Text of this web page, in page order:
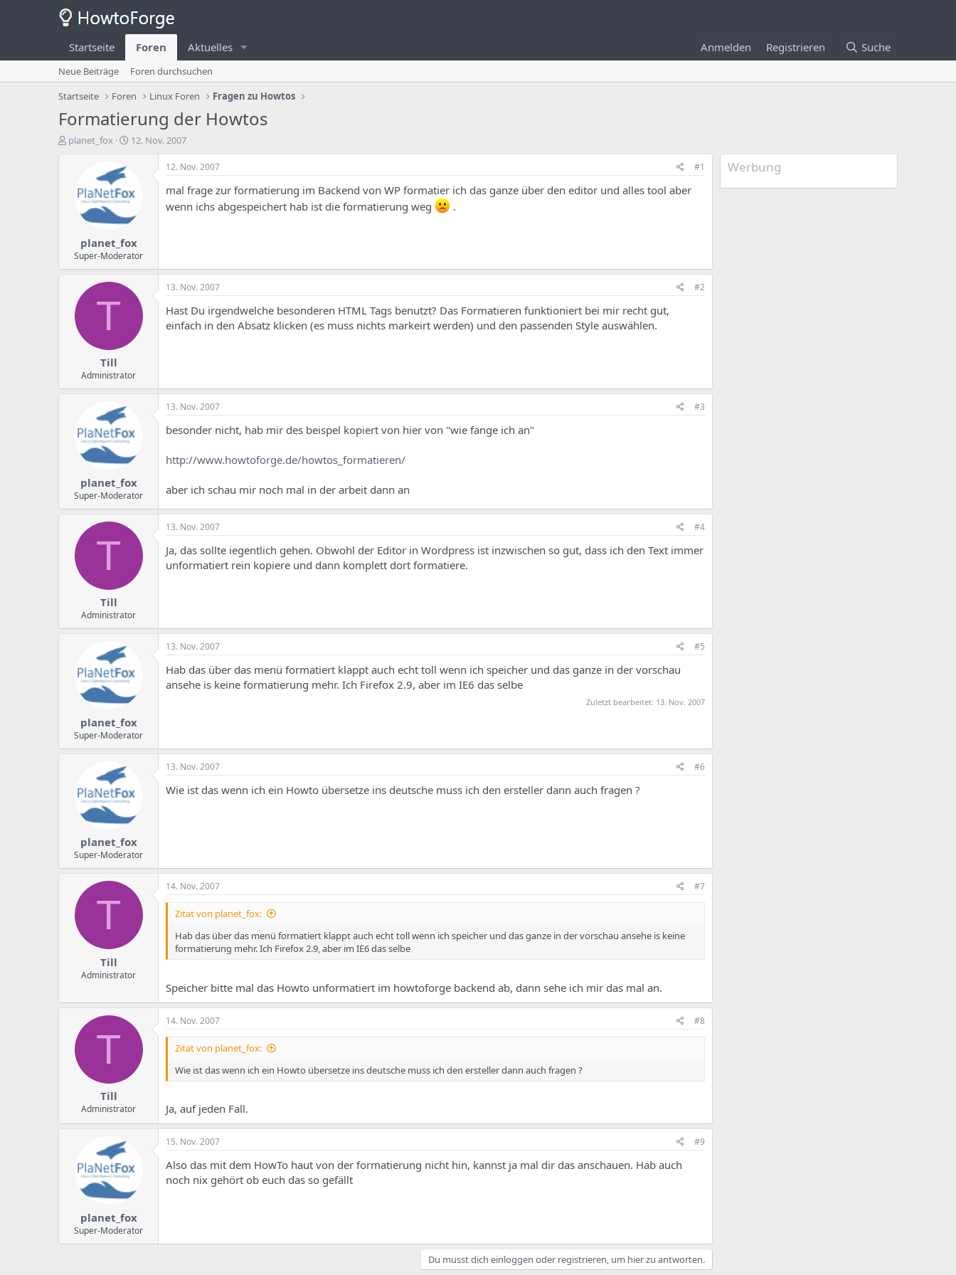
Startseite Foren Aktuelles Anmelden Registrieren Suche
Neue Beiträge
Foren durchsuchen
Startseite
Foren Linux Foren Fragen zu Howtos
Formatierung der Howtos
E
e
planet_fox
E
e
l
n
g
s
a
m
12. Nov. 2007
planet_fox
Super-Moderator
12. Nov. 2007 #1
mal frage zur formatierung im Backend von WP formatier ich das ganze über den editor und alles tool aber
wenn ichs abgespeichert hab ist die formatierung weg
.
T
Till
Administrator
13. Nov. 2007 #2
Hast Du irgendwelche besonderen HTML Tags benutzt? Das Formatieren funktioniert bei mir recht gut,
einfach in den Absatz klicken (es muss nichts markeirt werden) und den passenden Style auswählen.
planet_fox
Super-Moderator
13. Nov. 2007 #3
besonder nicht, hab mir des beispel kopiert von hier von "wie fange ich an"
http://www.howtoforge.de/howtos_formatieren/
aber ich schau mir noch mal in der arbeit dann an
T
Till
Administrator
13. Nov. 2007 #4
Ja, das sollte iegentlich gehen. Obwohl der Editor in Wordpress ist inzwischen so gut, dass ich den Text immer
unformatiert rein kopiere und dann komplett dort formatiere.
planet_fox
Super-Moderator
13. Nov. 2007 #5
Hab das über das menü formatiert klappt auch echt toll wenn ich speicher und das ganze in der vorschau
ansehe is keine formatierung mehr. Ich Firefox 2.9, aber im IE6 das selbe
Zuletzt bearbeitet: 13. Nov. 2007
planet_fox
Super-Moderator
13. Nov. 2007 #6
Wie ist das wenn ich ein Howto übersetze ins deutsche muss ich den ersteller dann auch fragen ?
T
Till
Administrator
14. Nov. 2007 #7
Zitat von planet_fox:
Hab das über das menü formatiert klappt auch echt toll wenn ich speicher und das ganze in der vorschau ansehe is keine
formatierung mehr. Ich Firefox 2.9, aber im IE6 das selbe
Speicher bitte mal das Howto unformatiert im howtoforge backend ab, dann sehe ich mir das mal an.
T
Till
Administrator
14. Nov. 2007 #8
Zitat von planet_fox:
Wie ist das wenn ich ein Howto übersetze ins deutsche muss ich den ersteller dann auch fragen ?
Ja, auf jeden Fall.
planet_fox
Super-Moderator
15. Nov. 2007 #9
Also das mit dem HowTo haut von der formatierung nicht hin, kannst ja mal dir das anschauen. Hab auch
noch nix gehört ob euch das so gefällt
Du musst dich einloggen oder registrieren, um hier zu antworten.
Werbung